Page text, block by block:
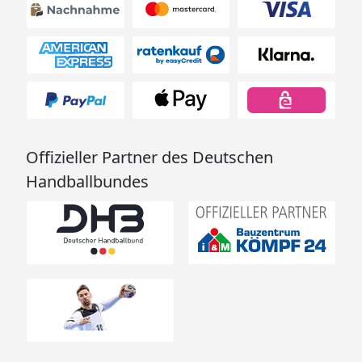
Anbauplattform
Dachschindeln
Schaukelanker
Kletterwand
Flexschaukel
Babyschaukel
Karibu Akubi Kinderspielturm Luis -
Karibu Akubi Kinderspielturm Luis -
Technische Daten
Karibu Akubi Kinderspielturm Luis -
Offizieller Partner des Deutschen
Handballbundes